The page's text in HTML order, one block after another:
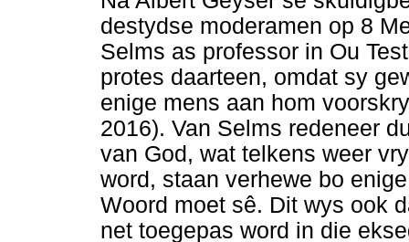
destydse moderamen op 8
Selms as professor in Ou
protes daarteen, omdat sy
enige mens aan hom
2016). Van Selms redeneer
van God, wat telkens weer
word, staan verhewe bo
Woord moet sê. Dit wys ook
net toegepas word in die